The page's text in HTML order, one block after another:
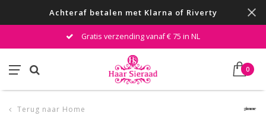
Achteraf betalen met Klarna of Riverty
Gratis verzending vanaf € 75 in NL
0
Terug naar Home